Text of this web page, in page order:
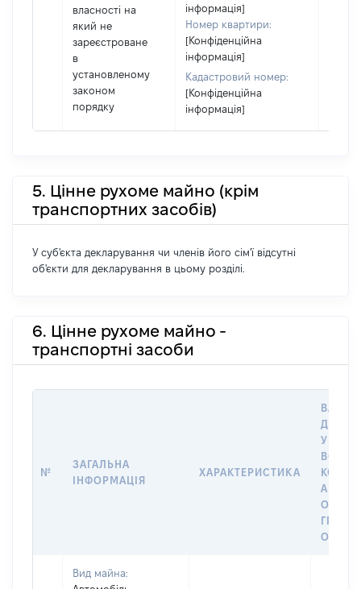
власності на
який не
зареєстроване
в
установленому
законом
порядку
інформація]
Номер квартири:
[Конфіденційна
інформація]
Кадастровий номер:
[Конфіденційна
інформація]
5. Цінне рухоме майно (крім
транспортних засобів)
У суб'єкта декларування чи членів його сім'ї відсутні
об'єкти для декларування в цьому розділі.
6. Цінне рухоме майно -
транспортні засоби
№
ЗАГАЛЬНА
ІНФОРМАЦІЯ
ХАРАКТЕРИСТИКА
ДАТУ
У
АБО
Вид майна: